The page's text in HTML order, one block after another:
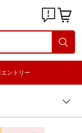
エントリー